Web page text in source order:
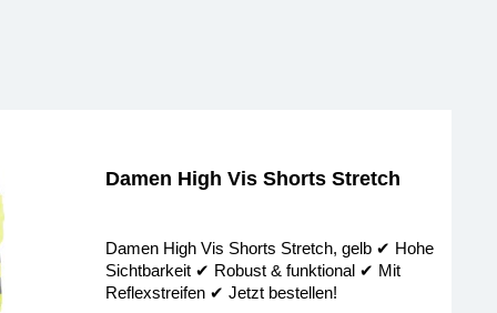
Damen High Vis Shorts Stretch
Damen High Vis Shorts Stretch, gelb ✔︎ Hohe
Sichtbarkeit ✔︎ Robust & funktional ✔︎ Mit
Reflexstreifen ✔︎ Jetzt bestellen!